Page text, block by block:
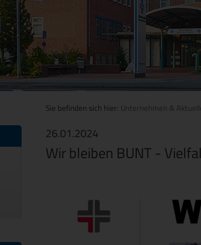
Sie befinden sich hier: Unternehmen &
26.01.2024
Wir bleiben BUNT -